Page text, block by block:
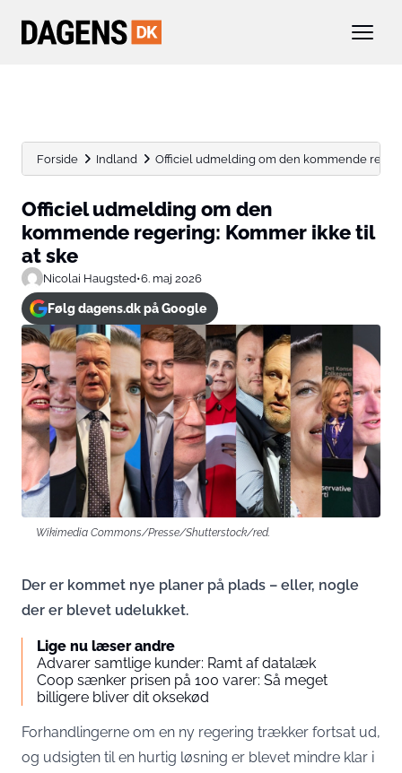
Forside Indland Officiel udmelding om den kommende
Officiel udmelding om den
kommende regering: Kommer ikke til
at ske
Nicolai Haugsted•6. maj 2026
Følg dagens.dk på Google
Wikimedia Commons/Presse/Shutterstock/red.
Der er kommet nye planer på plads – eller, nogle
der er blevet udelukket.
Lige nu læser andre
Advarer samtlige kunder: Ramt af datalæk
Coop sænker prisen på 100 varer: Så meget
billigere bliver dit oksekød
Forhandlingerne om en ny regering trækker fortsat ud,
og udsigten til en hurtig løsning er blevet mindre klar i